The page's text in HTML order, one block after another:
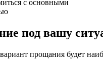
с основными
под вашу
прощания будет